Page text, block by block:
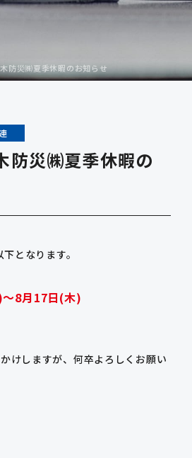
防災㈱夏季休暇のお知らせ
災㈱夏季休暇の
となります。
8月17日(木)
けしますが、何卒よろしくお願い